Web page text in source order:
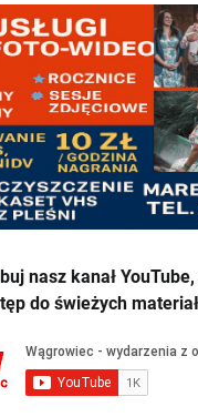
nasz kanał
do świeżych